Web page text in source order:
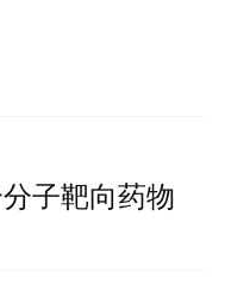
子靶向药物